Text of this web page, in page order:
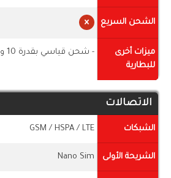
الشحن السريع
ميزات أخرى
للبطارية
- شحن قياسي بقدرة 10 واط
الاتصالات
الشبكات GSM / HSPA / LTE
الشريحة الأولى Nano Sim